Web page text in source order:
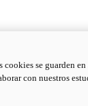
cookies se guarden
con nuestros